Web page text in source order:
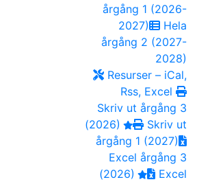
årgång 1 (2026-
2027)
Hela
årgång 2 (2027-
2028)
Resurser – iCal,
Rss, Excel
Skriv ut årgång 3
(2026)
Skriv ut
årgång 1 (2027)
Excel årgång 3
(2026)
Excel